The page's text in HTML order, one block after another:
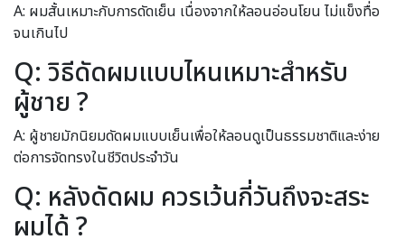
A: ผมสั้นเหมาะกับการดัดเย็น เนื่องจากให้ลอนอ่อนโยน ไม่แข็งทื่อ
จนเกินไป
Q: วิธีดัดผมแบบไหนเหมาะสำหรับ
ผู้ชาย ?
A: ผู้ชายมักนิยมดัดผมแบบเย็นเพื่อให้ลอนดูเป็นธรรมชาติและง่าย
ต่อการจัดทรงในชีวิตประจำวัน
Q: หลังดัดผม ควรเว้นกี่วันถึงจะสระ
ผมได้ ?